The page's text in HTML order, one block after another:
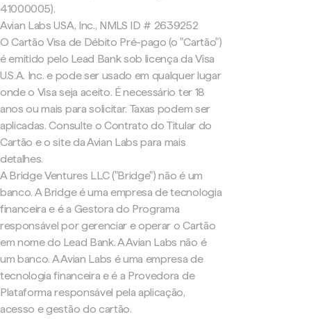
41000005).
Avian Labs USA, Inc., NMLS ID # 2639252
O Cartão Visa de Débito Pré-pago (o "Cartão")
é emitido pelo Lead Bank sob licença da Visa
U.S.A. Inc. e pode ser usado em qualquer lugar
onde o Visa seja aceito. É necessário ter 18
anos ou mais para solicitar. Taxas podem ser
aplicadas. Consulte o Contrato do Titular do
Cartão e o site da Avian Labs para mais
detalhes.
A Bridge Ventures LLC ("Bridge") não é um
banco. A Bridge é uma empresa de tecnologia
financeira e é a Gestora do Programa
responsável por gerenciar e operar o Cartão
em nome do Lead Bank. A Avian Labs não é
um banco. A Avian Labs é uma empresa de
tecnologia financeira e é a Provedora de
Plataforma responsável pela aplicação,
acesso e gestão do cartão.